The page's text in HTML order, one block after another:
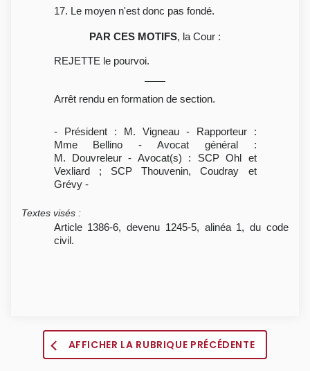
17. Le moyen n'est donc pas fondé.
PAR CES MOTIFS, la Cour :
REJETTE le pourvoi.
Arrêt rendu en formation de section.
- Président : M. Vigneau - Rapporteur :
Mme Bellino - Avocat général :
M. Douvreleur - Avocat(s) : SCP Ohl et
Vexliard ; SCP Thouvenin, Coudray et
Grévy -
Textes visés :
Article 1386-6, devenu 1245-5, alinéa 1, du code
civil.
AFFICHER LA RUBRIQUE PRÉCÉDENTE